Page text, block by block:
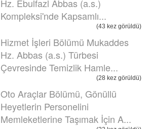
Hz. Ebulfazl Abbas (a.s.)
Kompleksi'nde Kapsamlı...
(43 kez görüldü)
Hizmet İşleri Bölümü Mukaddes
Hz. Abbas (a.s.) Türbesi
Çevresinde Temizlik Hamle...
(28 kez görüldü)
Oto Araçlar Bölümü, Gönüllü
Heyetlerin Personelini
Memleketlerine Taşımak İçin A...